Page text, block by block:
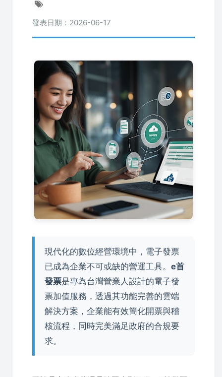
發表日期：2026-06-17
現代化的數位經營環境中，電子發票
已成為企業不可或缺的營運工具。 e首
發票是專為台灣營業人設計的電子發
票加值服務，透過其功能完善的雲端
解決方案，企業能有效簡化開票與稽
核流程，同時完美滿足政府的合規要
求。